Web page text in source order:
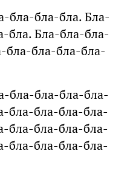
бла-бла-бла. Бла-
бла. Бла-бла-бла-
бла-бла-бла-бла-
бла-бла-бла-бла-
бла-бла-бла-бла-
бла-бла-бла-бла-
бла-бла-бла-бла-